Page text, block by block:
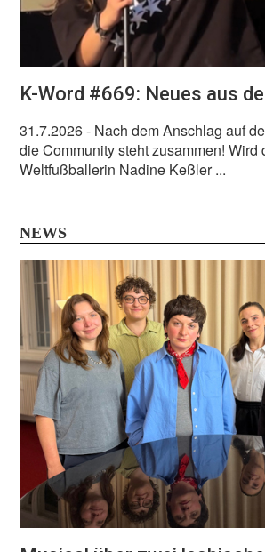
K-Word #669: Neues aus
31.7.2026- Nach dem Anschlag auf
die Community steht zusammen! Wird
Weltfußballerin Nadine Keßler ...
NEWS